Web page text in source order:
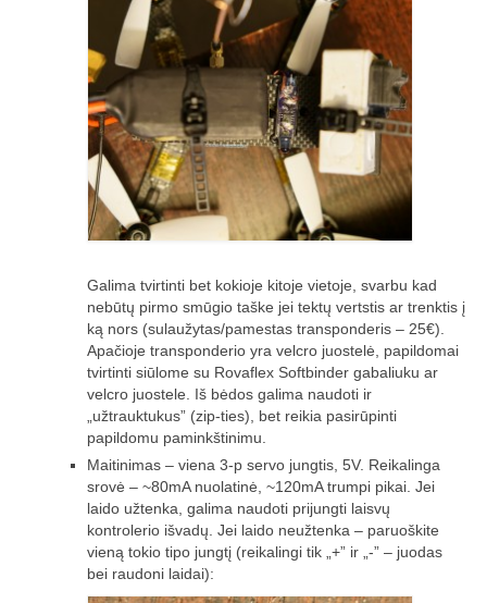
Trasa
Rezultatai
2017-2 lėktuvų lenktynių media
Žiemos angaras (2016-2017)
Lietuvių
Galima tvirtinti bet kokioje kitoje vietoje, svarbu kad
nebūtų pirmo smūgio taške jei tektų vertstis ar trenktis į
ką nors (sulaužytas/pamestas transponderis – 25€).
Apačioje transponderio yra velcro juostelė, papildomai
tvirtinti siūlome su Rovaflex Softbinder gabaliuku ar
velcro juostele. Iš bėdos galima naudoti ir
„užtrauktukus” (zip-ties), bet reikia pasirūpinti
papildomu paminkštinimu.
Maitinimas – viena 3-p servo jungtis, 5V. Reikalinga
srovė – ~80mA nuolatinė, ~120mA trumpi pikai. Jei
laido užtenka, galima naudoti prijungti laisvų
kontrolerio išvadų. Jei laido neužtenka – paruoškite
vieną tokio tipo jungtį (reikalingi tik „+” ir „-” – juodas
bei raudoni laidai):